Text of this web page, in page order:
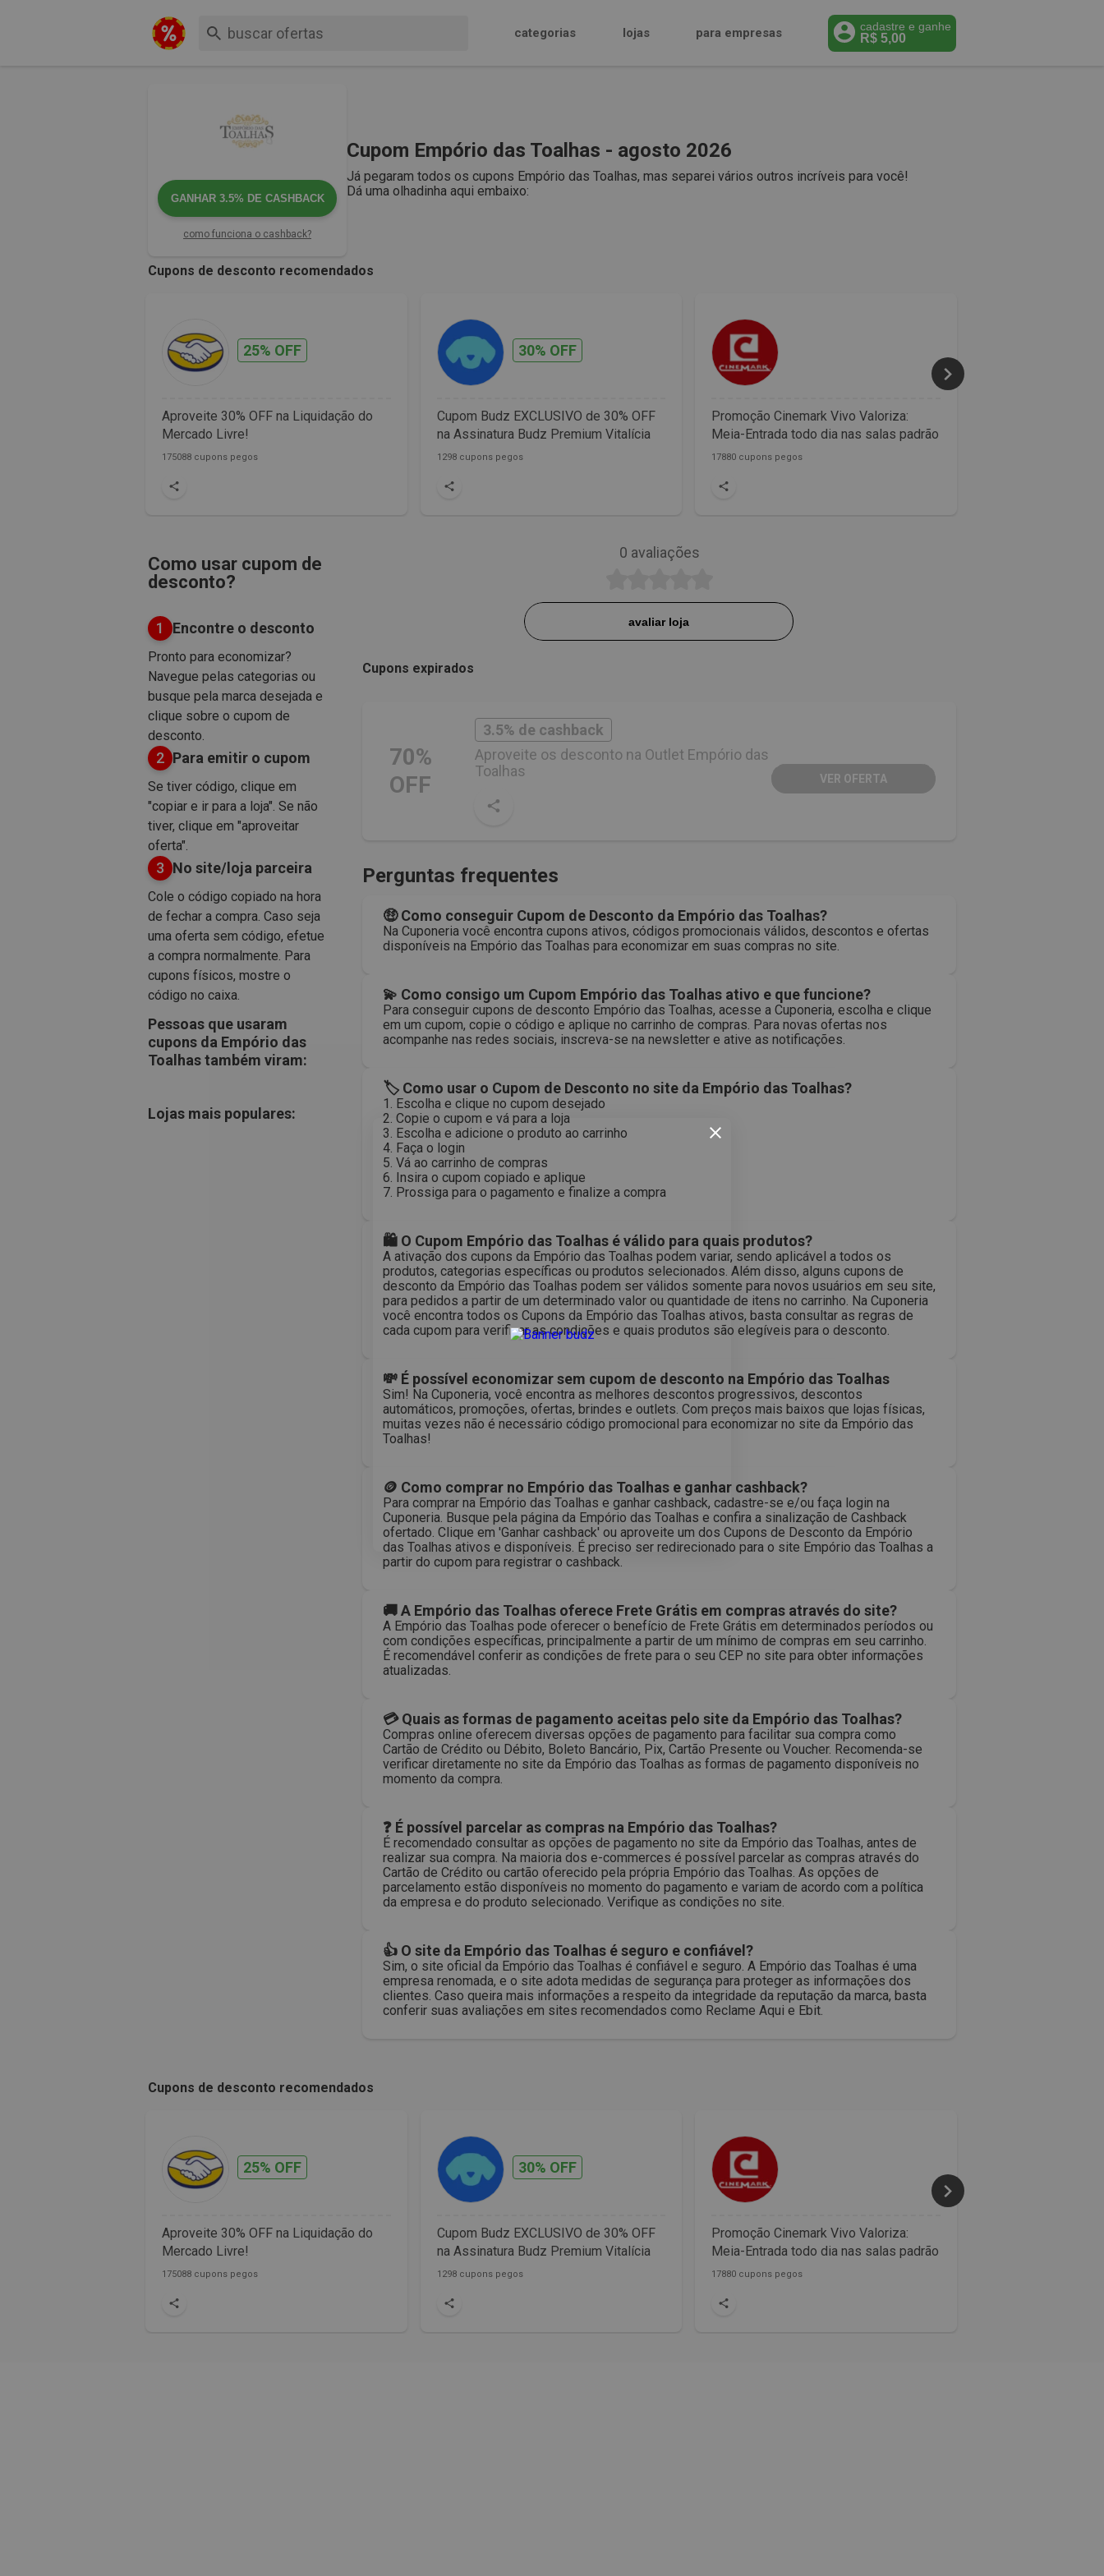
categorias lojas para empresas cadastre e ganhe
R$ 5,00
GANHAR 3.5% DE CASHBACK
como funciona o cashback?
Cupom Empório das Toalhas - agosto 2026
Já pegaram todos os cupons Empório das Toalhas, mas separei vários outros incríveis para você!
Dá uma olhadinha aqui embaixo:
Cupons de desconto recomendados
25% OFF
Aproveite 30% OFF na Liquidação do
Mercado Livre!
175088 cupons pegos
30% OFF
Cupom Budz EXCLUSIVO de 30% OFF
na Assinatura Budz Premium Vitalícia
1298 cupons pegos
Promoção Cinemark Vivo Valoriza:
Meia-Entrada todo dia nas salas padrão
17880 cupons pegos
Como usar cupom de
desconto?
1 Encontre o desconto
Pronto para economizar?
Navegue pelas categorias ou
busque pela marca desejada e
clique sobre o cupom de
desconto.
2 Para emitir o cupom
Se tiver código, clique em
"copiar e ir para a loja". Se não
tiver, clique em "aproveitar
oferta".
3 No site/loja parceira
Cole o código copiado na hora
de fechar a compra. Caso seja
uma oferta sem código, efetue
a compra normalmente. Para
cupons físicos, mostre o
código no caixa.
Pessoas que usaram
cupons da Empório das
Toalhas também viram:
Lojas mais populares:
0 avaliações
avaliar loja
Cupons expirados
70%
OFF
3.5% de cashback
Aproveite os desconto na Outlet Empório das
Toalhas
VER OFERTA
Perguntas frequentes
🤑 Como conseguir Cupom de Desconto da Empório das Toalhas?
Na Cuponeria você encontra cupons ativos, códigos promocionais válidos, descontos e ofertas
disponíveis na Empório das Toalhas para economizar em suas compras no site.
💫 Como consigo um Cupom Empório das Toalhas ativo e que funcione?
Para conseguir cupons de desconto Empório das Toalhas, acesse a Cuponeria, escolha e clique
em um cupom, copie o código e aplique no carrinho de compras. Para novas ofertas nos
acompanhe nas redes sociais, inscreva-se na newsletter e ative as notificações.
🏷 Como usar o Cupom de Desconto no site da Empório das Toalhas?
1. Escolha e clique no cupom desejado
2. Copie o cupom e vá para a loja
3. Escolha e adicione o produto ao carrinho
4. Faça o login
5. Vá ao carrinho de compras
6. Insira o cupom copiado e aplique
7. Prossiga para o pagamento e finalize a compra
🛍 O Cupom Empório das Toalhas é válido para quais produtos?
A ativação dos cupons da Empório das Toalhas podem variar, sendo aplicável a todos os
produtos, categorias específicas ou produtos selecionados. Além disso, alguns cupons de
desconto da Empório das Toalhas podem ser válidos somente para novos usuários em seu site,
para pedidos a partir de um determinado valor ou quantidade de itens no carrinho. Na Cuponeria
você encontra todos os Cupons da Empório das Toalhas ativos, basta consultar as regras de
cada cupom para verificar as condições e quais produtos são elegíveis para o desconto.
💸 É possível economizar sem cupom de desconto na Empório das Toalhas
Sim! Na Cuponeria, você encontra as melhores descontos progressivos, descontos
automáticos, promoções, ofertas, brindes e outlets. Com preços mais baixos que lojas físicas,
muitas vezes não é necessário código promocional para economizar no site da Empório das
Toalhas!
🪙 Como comprar no Empório das Toalhas e ganhar cashback?
Para comprar na Empório das Toalhas e ganhar cashback, cadastre-se e/ou faça login na
Cuponeria. Busque pela página da Empório das Toalhas e confira a sinalização de Cashback
ofertado. Clique em 'Ganhar cashback' ou aproveite um dos Cupons de Desconto da Empório
das Toalhas ativos e disponíveis. É preciso ser redirecionado para o site Empório das Toalhas a
partir do cupom para registrar o cashback.
🚚 A Empório das Toalhas oferece Frete Grátis em compras através do site?
A Empório das Toalhas pode oferecer o benefício de Frete Grátis em determinados períodos ou
com condições específicas, principalmente a partir de um mínimo de compras em seu carrinho.
É recomendável conferir as condições de frete para o seu CEP no site para obter informações
atualizadas.
💳 Quais as formas de pagamento aceitas pelo site da Empório das Toalhas?
Compras online oferecem diversas opções de pagamento para facilitar sua compra como
Cartão de Crédito ou Débito, Boleto Bancário, Pix, Cartão Presente ou Voucher. Recomenda-se
verificar diretamente no site da Empório das Toalhas as formas de pagamento disponíveis no
momento da compra.
❓ É possível parcelar as compras na Empório das Toalhas?
É recomendado consultar as opções de pagamento no site da Empório das Toalhas, antes de
realizar sua compra. Na maioria dos e-commerces é possível parcelar as compras através do
Cartão de Crédito ou cartão oferecido pela própria Empório das Toalhas. As opções de
parcelamento estão disponíveis no momento do pagamento e variam de acordo com a política
da empresa e do produto selecionado. Verifique as condições no site.
👍 O site da Empório das Toalhas é seguro e confiável?
Sim, o site oficial da Empório das Toalhas é confiável e seguro. A Empório das Toalhas é uma
empresa renomada, e o site adota medidas de segurança para proteger as informações dos
clientes. Caso queira mais informações a respeito da integridade da reputação da marca, basta
conferir suas avaliações em sites recomendados como Reclame Aqui e Ebit.
Cupons de desconto recomendados
25% OFF
Aproveite 30% OFF na Liquidação do
Mercado Livre!
175088 cupons pegos
30% OFF
Cupom Budz EXCLUSIVO de 30% OFF
na Assinatura Budz Premium Vitalícia
1298 cupons pegos
Promoção Cinemark Vivo Valoriza:
Meia-Entrada todo dia nas salas padrão
17880 cupons pegos